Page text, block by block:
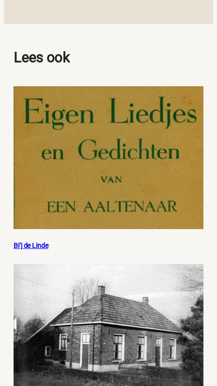
Lees ook
Bi’j de Linde